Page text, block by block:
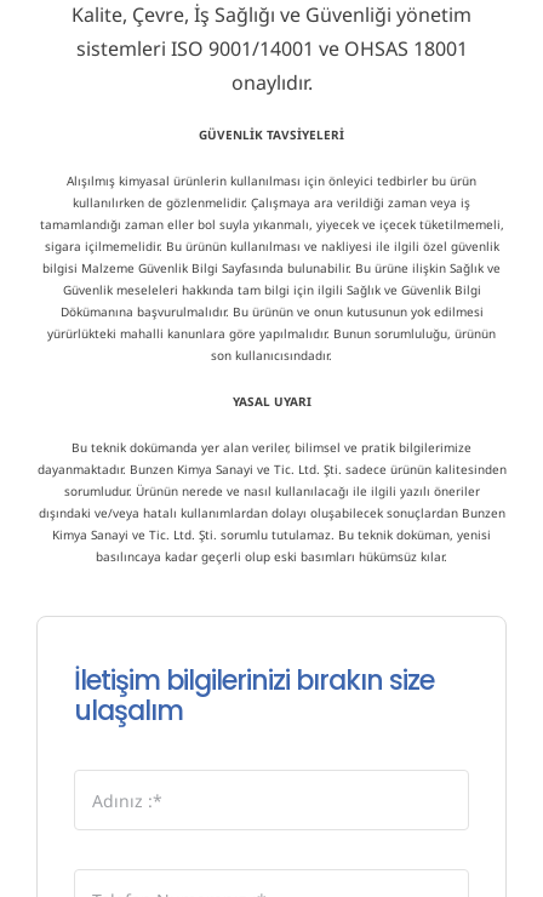
Kalite, Çevre, İş Sağlığı ve Güvenliği yönetim
sistemleri ISO 9001/14001 ve OHSAS 18001
onaylıdır.
GÜVENLİK TAVSİYELERİ
Alışılmış kimyasal ürünlerin kullanılması için önleyici tedbirler bu ürün
kullanılırken de gözlenmelidir. Çalışmaya ara verildiği zaman veya iş
tamamlandığı zaman eller bol suyla yıkanmalı, yiyecek ve içecek tüketilmemeli,
sigara içilmemelidir. Bu ürünün kullanılması ve nakliyesi ile ilgili özel güvenlik
bilgisi Malzeme Güvenlik Bilgi Sayfasında bulunabilir. Bu ürüne ilişkin Sağlık ve
Güvenlik meseleleri hakkında tam bilgi için ilgili Sağlık ve Güvenlik Bilgi
Dökümanına başvurulmalıdır. Bu ürünün ve onun kutusunun yok edilmesi
yürürlükteki mahalli kanunlara göre yapılmalıdır. Bunun sorumluluğu, ürünün
son kullanıcısındadır.
YASAL UYARI
Bu teknik dokümanda yer alan veriler, bilimsel ve pratik bilgilerimize
dayanmaktadır. Bunzen Kimya Sanayi ve Tic. Ltd. Şti. sadece ürünün kalitesinden
sorumludur. Ürünün nerede ve nasıl kullanılacağı ile ilgili yazılı öneriler
dışındaki ve/veya hatalı kullanımlardan dolayı oluşabilecek sonuçlardan Bunzen
Kimya Sanayi ve Tic. Ltd. Şti. sorumlu tutulamaz. Bu teknik doküman, yenisi
basılıncaya kadar geçerli olup eski basımları hükümsüz kılar.
İletişim bilgilerinizi bırakın size
ulaşalım